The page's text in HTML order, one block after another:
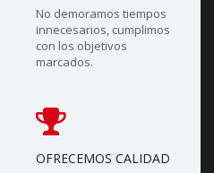
No demoramos tiempos
innecesarios, cumplimos
con los objetivos
marcados.
OFRECEMOS CALIDAD